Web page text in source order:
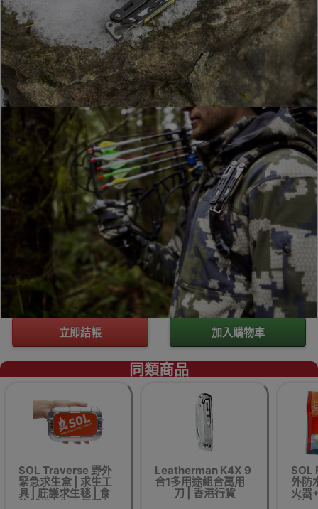
立即結帳 加入購物車
同類商品
SOL Traverse 野外
緊急求生盒 | 求生工
具 | 庇護求生毯 | 食
物儲備 | 生火保暖 |
Leatherman K4X 9
合1多用途組合萬用
刀 | 香港行貨
SOL
外防
火器
棉 |